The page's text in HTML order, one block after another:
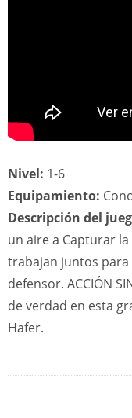
Nivel: 1-6
Equipamiento:
Descripción del
un aire a Capturar
trabajan juntos
defensor. ACCIÓN
de verdad en esta
Hafer.